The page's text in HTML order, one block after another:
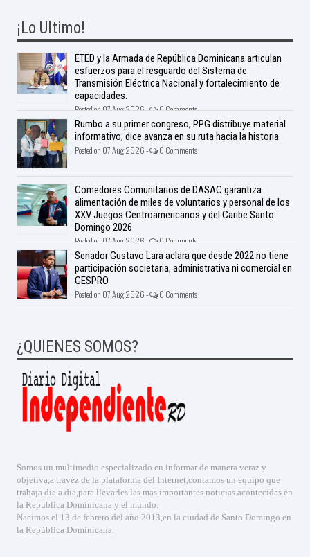
¡Lo Ultimo!
ETED y la Armada de República Dominicana articulan
esfuerzos para el resguardo del Sistema de
Transmisión Eléctrica Nacional y fortalecimiento de
capacidades.
Posted on 07 Aug 2026 - 0 Comments
Rumbo a su primer congreso, PPG distribuye material
informativo; dice avanza en su ruta hacia la historia
Posted on 07 Aug 2026 - 0 Comments
Comedores Comunitarios de DASAC garantiza
alimentación de miles de voluntarios y personal de los
XXV Juegos Centroamericanos y del Caribe Santo
Domingo 2026
Posted on 07 Aug 2026 - 0 Comments
Senador Gustavo Lara aclara que desde 2022 no tiene
participación societaria, administrativa ni comercial en
GESPRO
Posted on 07 Aug 2026 - 0 Comments
¿QUIENES SOMOS?
Somos un multimedio especializado en informar de manera veraz y
objetiva,a travéz de la plataforma del Internet,contamos un equipo que
trabaja dia a dia,para llevarles las mas importantes noticias acontecidas en
la Republica Dominicana y el mundo.
Nacimos el 13 de febrero del año 2013,en la ciudad de Santo Domingo en
la República Dominicana.